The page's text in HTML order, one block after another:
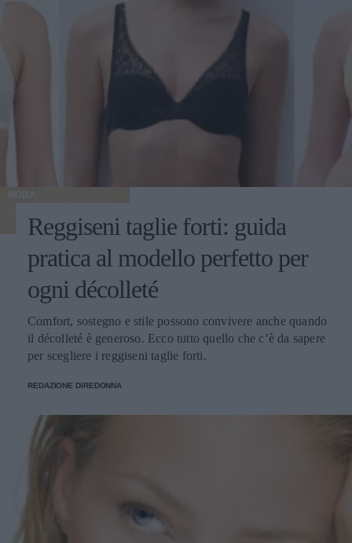
MODA
Reggiseni taglie forti: guida
pratica al modello perfetto per
ogni décolleté
Comfort, sostegno e stile possono convivere anche quando
il décolleté è generoso. Ecco tutto quello che c’è da sapere
per scegliere i reggiseni taglie forti.
REDAZIONE DIREDONNA